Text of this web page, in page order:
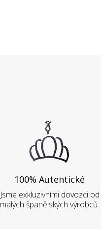
100% Autentické
Jsme exkluzivními dovozci od
malých španělských výrobců.